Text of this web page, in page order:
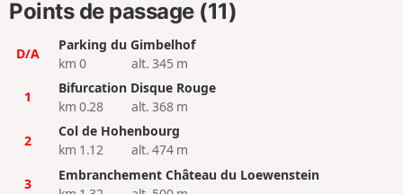
Points de passage (11)
D/A
Parking du Gimbelhof
km 0
alt. 345 m
1
Bifurcation Disque Rouge
km 0.28
alt. 368 m
2
Col de Hohenbourg
km 1.12
alt. 474 m
3
Embranchement Château du Loewenstein